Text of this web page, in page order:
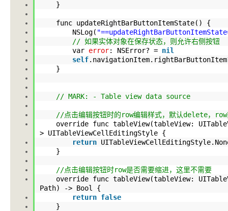
}
func updateRightBarButtonItemState() {
NSLog(
// 如果实体对象在保存状态，则允许右侧按钮
var error: NSError? = nil
self.navigationItem.rightBarButtonItem
}
// MARK: - Table view data source
//点击编辑按钮时的row编辑样式，默认delete，row
override func tableView(tableView:
> UITableViewCellEditingStyle {
return UITableViewCellEditingStyle
}
//点击编辑按钮时row是否需要缩进，这里不需要
override func tableView(tableView:
Path) -> Bool {
return false
}